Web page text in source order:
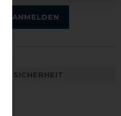
ANMELDEN